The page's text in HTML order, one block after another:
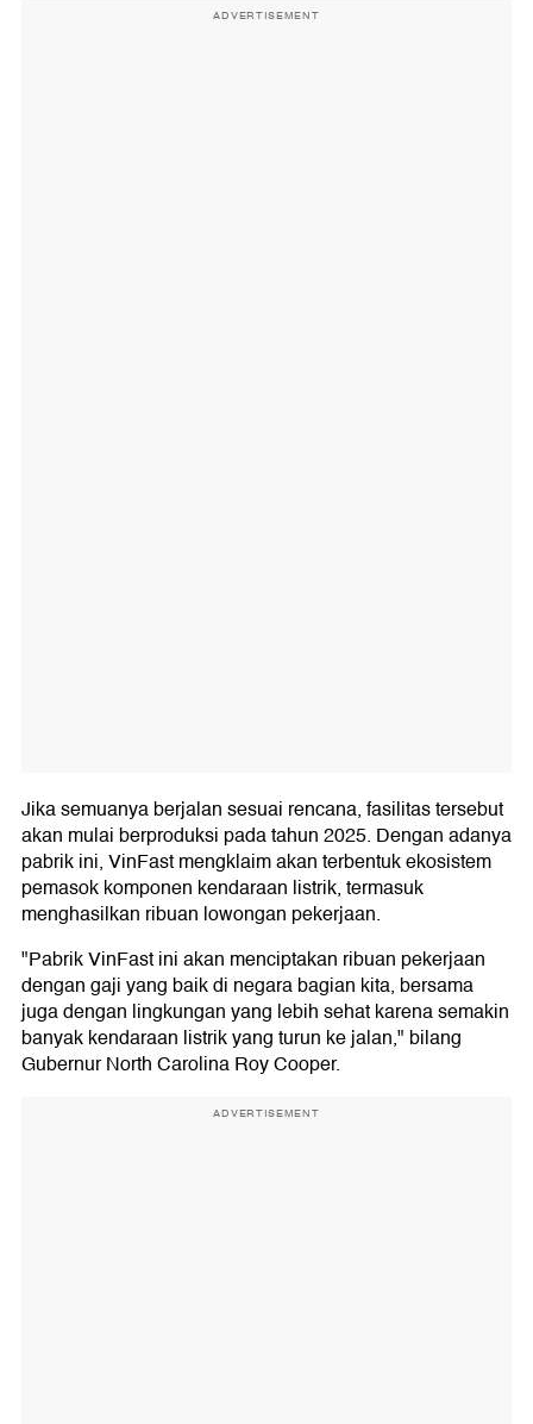
ADVERTISEMENT
Jika semuanya berjalan sesuai rencana, fasilitas tersebut
akan mulai berproduksi pada tahun 2025. Dengan adanya
pabrik ini, VinFast mengklaim akan terbentuk ekosistem
pemasok komponen kendaraan listrik, termasuk
menghasilkan ribuan lowongan pekerjaan.
"Pabrik VinFast ini akan menciptakan ribuan pekerjaan
dengan gaji yang baik di negara bagian kita, bersama
juga dengan lingkungan yang lebih sehat karena semakin
banyak kendaraan listrik yang turun ke jalan," bilang
Gubernur North Carolina Roy Cooper.
ADVERTISEMENT